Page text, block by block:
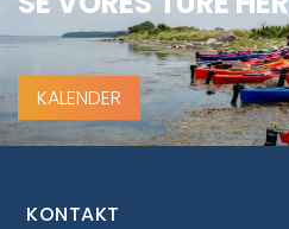
KALENDER
KONTAKT